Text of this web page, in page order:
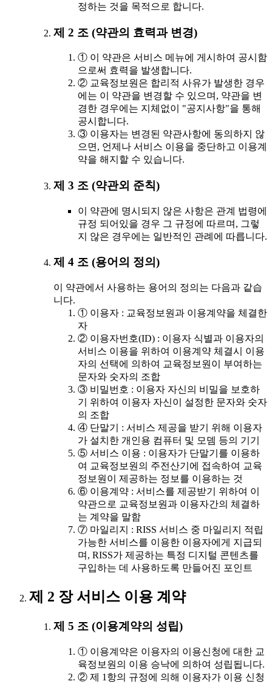
정하는 것을 목적으로 합니다.
제 2 조 (약관의 효력과 변경)
① 이 약관은 서비스 메뉴에 게시하여 공시함
으로써 효력을 발생합니다.
② 교육정보원은 합리적 사유가 발생한 경우
에는 이 약관을 변경할 수 있으며, 약관을 변
경한 경우에는 지체없이 "공지사항"을 통해
공시합니다.
③ 이용자는 변경된 약관사항에 동의하지 않
으면, 언제나 서비스 이용을 중단하고 이용계
약을 해지할 수 있습니다.
제 3 조 (약관외 준칙)
이 약관에 명시되지 않은 사항은 관계 법령에
규정 되어있을 경우 그 규정에 따르며, 그렇
지 않은 경우에는 일반적인 관례에 따릅니다.
제 4 조 (용어의 정의)
이 약관에서 사용하는 용어의 정의는 다음과 같습
니다.
① 이용자 : 교육정보원과 이용계약을 체결한
자
② 이용자번호(ID) : 이용자 식별과 이용자의
서비스 이용을 위하여 이용계약 체결시 이용
자의 선택에 의하여 교육정보원이 부여하는
문자와 숫자의 조합
③ 비밀번호 : 이용자 자신의 비밀을 보호하
기 위하여 이용자 자신이 설정한 문자와 숫자
의 조합
④ 단말기 : 서비스 제공을 받기 위해 이용자
가 설치한 개인용 컴퓨터 및 모뎀 등의 기기
⑤ 서비스 이용 : 이용자가 단말기를 이용하
여 교육정보원의 주전산기에 접속하여 교육
정보원이 제공하는 정보를 이용하는 것
⑥ 이용계약 : 서비스를 제공받기 위하여 이
약관으로 교육정보원과 이용자간의 체결하
는 계약을 말함
⑦ 마일리지 : RISS 서비스 중 마일리지 적립
가능한 서비스를 이용한 이용자에게 지급되
며, RISS가 제공하는 특정 디지털 콘텐츠를
구입하는 데 사용하도록 만들어진 포인트
제 2 장 서비스 이용 계약
제 5 조 (이용계약의 성립)
① 이용계약은 이용자의 이용신청에 대한 교
육정보원의 이용 승낙에 의하여 성립됩니다.
② 제 1항의 규정에 의해 이용자가 이용 신청